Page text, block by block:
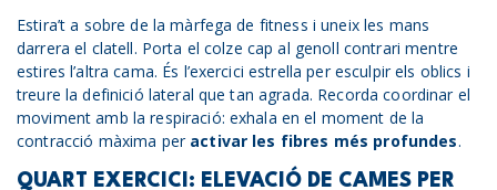
Estira’t a sobre de la màrfega de fitness i uneix les mans
darrera el clatell. Porta el colze cap al genoll contrari mentre
estires l’altra cama. És l’exercici estrella per esculpir els oblics i
treure la definició lateral que tan agrada. Recorda coordinar el
moviment amb la respiració: exhala en el moment de la
contracció màxima per activar les fibres més profundes.
QUART EXERCICI: ELEVACIÓ DE CAMES PER